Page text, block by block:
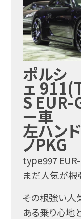
ポルシ
ェ
S EUR-
ー車
左ハン
ノPKG
type997 EUR-
まだ人気が根
その根強い人
ある乗り心地